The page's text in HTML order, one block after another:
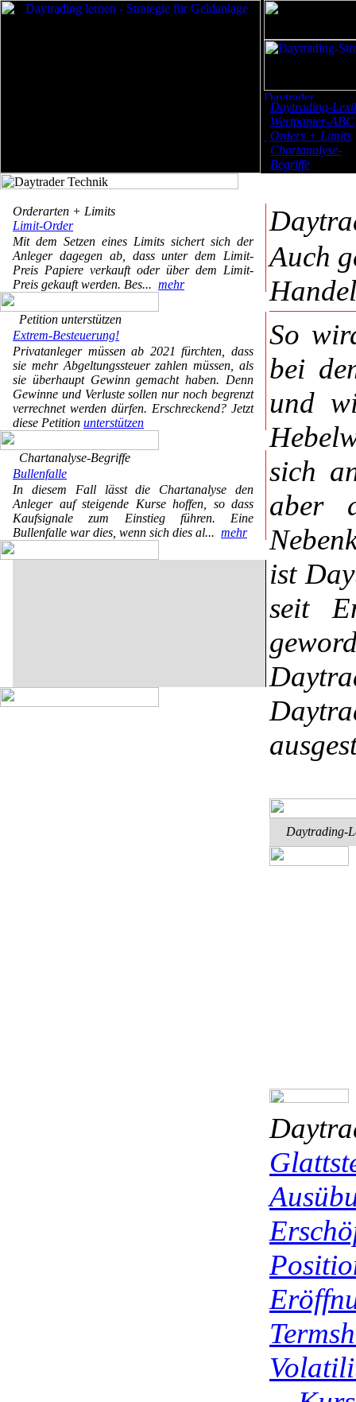
Daytrading-
Wertpapier-ABC
Orders + Limits
Chartanalyse-
Begriffe
Orderarten + Limits
Limit-Order
Mit dem Setzen eines Limits sichert sich der
Anleger dagegen ab, dass unter dem Limit-
Preis Papiere verkauft oder über dem Limit-
Preis gekauft werden. Bes... mehr
Petition unterstützen
Extrem-Besteuerung!
Privatanleger müssen ab 2021 fürchten, dass
sie mehr Abgeltungssteuer zahlen müssen, als
sie überhaupt Gewinn gemacht haben. Denn
Gewinne und Verluste sollen nur noch begrenzt
verrechnet werden dürfen. Erschreckend? Jetzt
diese Petition unterstützen
Chartanalyse-Begriffe
Bullenfalle
In diesem Fall lässt die Chartanalyse den
Anleger auf steigende Kurse hoffen, so dass
Kaufsignale zum Einstieg führen. Eine
Bullenfalle war dies, wenn sich dies al... mehr
Auch
Handel
So
bei
und
sich
aber
ist
seit